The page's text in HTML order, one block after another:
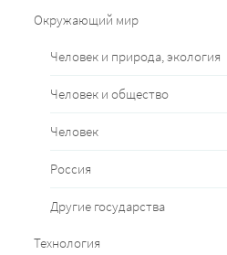
Окружающий мир
Человек и природа, экология
Человек и общество
Человек
Россия
Другие государства
Технология